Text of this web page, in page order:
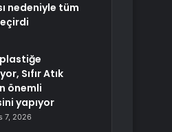
nedeniyle tüm
Sıfır Atık
önemli
yapıyor
7, 2026